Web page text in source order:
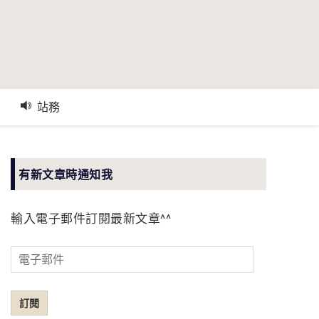
站務
有新文章時通知我
輸入電子郵件訂閱最新文章^^
電
子
郵
件
訂閱